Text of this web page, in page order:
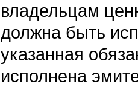
владельцам
должна быть
указанная
исполнена